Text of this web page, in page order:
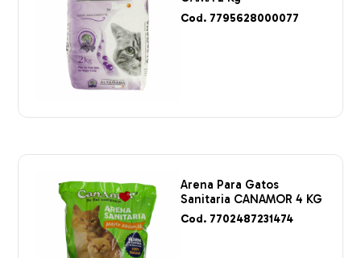
Cod. 7795628000077
Arena Para Gatos
Sanitaria CANAMOR 4 KG
Cod. 7702487231474